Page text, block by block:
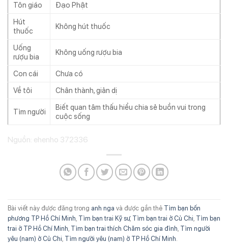
Tôn giáo
Đạo Phật
Hút
thuốc
Không hút thuốc
Uống
rượu bia
Không uống rượu bia
Con cái
Chưa có
Về tôi
Chân thành, giản dị
Tìm người
Biết quan tâm thấu hiểu chia sẻ buồn vui trong
cuộc sống
Nguồn: ehenho 372336
Bài viết này được đăng trong anh nga và được gắn thẻ Tìm bạn bốn
phương TP Hồ Chí Minh Tìm bạn trai Kỹ sư, Tìm bạn trai ở Củ Chi Tìm bạn
trai ở TP Hồ Chí Minh Tìm bạn trai thích Chăm sóc gia đình Tìm người
yêu (nam) ở Củ Chi Tìm người yêu (nam) ở TP Hồ Chí Minh